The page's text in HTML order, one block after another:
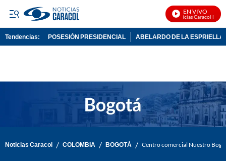
EN VIVO
Noticias Caracol En Vivo
Tendencias: POSESIÓN PRESIDENCIAL ABELARDO DE LA ESPRIELLA
Noticias Caracol / COLOMBIA / BOGOTÁ / Centro comercial Nuestro